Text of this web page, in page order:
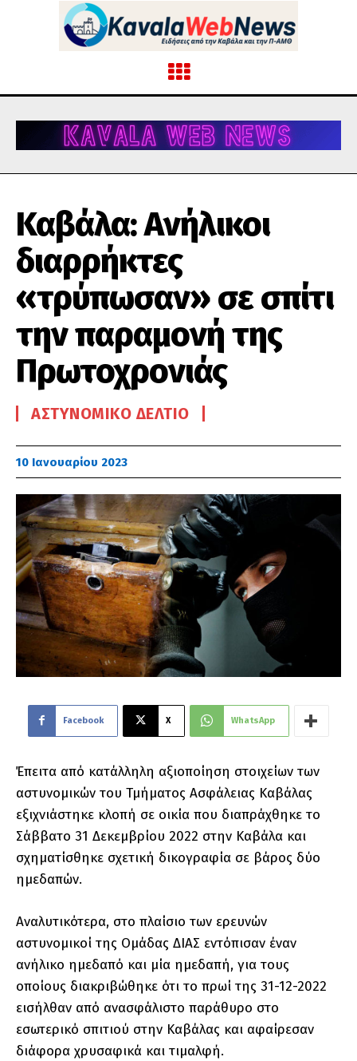
Καβάλα: Ανήλικοι
διαρρήκτες
«τρύπωσαν» σε σπίτι
την παραμονή της
Πρωτοχρονιάς
ΑΣΤΥΝΟΜΙΚΌ ΔΕΛΤΊΟ
10 Ιανουαρίου 2023
Facebook X WhatsApp
Έπειτα από κατάλληλη αξιοποίηση στοιχείων των
αστυνομικών του Τμήματος Ασφάλειας Καβάλας
εξιχνιάστηκε κλοπή σε οικία που διαπράχθηκε το
Σάββατο 31 Δεκεμβρίου 2022 στην Καβάλα και
σχηματίσθηκε σχετική δικογραφία σε βάρος δύο
ημεδαπών.
Αναλυτικότερα, στο πλαίσιο των ερευνών
αστυνομικοί της Ομάδας ΔΙΑΣ εντόπισαν έναν
ανήλικο ημεδαπό και μία ημεδαπή, για τους
οποίους διακριβώθηκε ότι το πρωί της 31-12-2022
εισήλθαν από ανασφάλιστο παράθυρο στο
εσωτερικό σπιτιού στην Καβάλας και αφαίρεσαν
διάφορα χρυσαφικά και τιμαλφή.